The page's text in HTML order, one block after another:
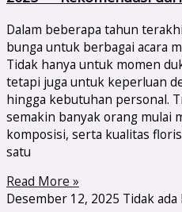
Dalam beberapa tahun
bunga untuk berbagai acara
Tidak hanya untuk momen
tetapi juga untuk keperluan
hingga kebutuhan personal.
semakin banyak orang mulai
komposisi, serta kualitas
satu
Read More »
Desember 12, 2025 Tidak